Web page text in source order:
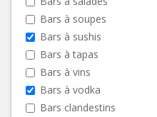
Bars à soupes
Bars à sushis
Bars à tapas
Bars à vins
Bars à vodka
Bars clandestins